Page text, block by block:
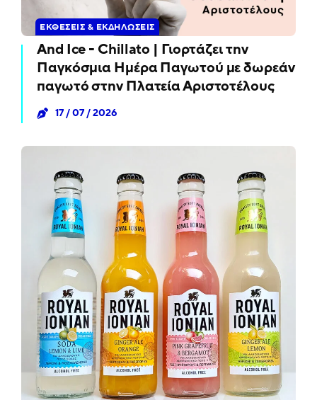
ΕΚΘΈΣΕΙΣ & ΕΚΔΗΛΏΣΕΙΣ
And Ice - Chillato | Γιορτάζει την
Παγκόσμια Ημέρα Παγωτού με δωρεάν
παγωτό στην Πλατεία Αριστοτέλους
17 / 07 / 2026